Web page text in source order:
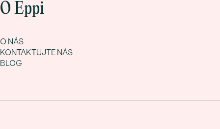
O Eppi
O NÁS
KONTAKTUJTE NÁS
BLOG